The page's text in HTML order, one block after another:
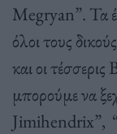
Megryan”. Τα
όλοι τους
και οι
μπορούμε να
Jimihendrix”,